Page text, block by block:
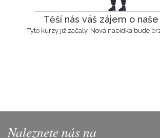
Těší nás váš zájem o naše
Tyto kurzy již začaly. Nová nabídka bude
Naleznete nás na